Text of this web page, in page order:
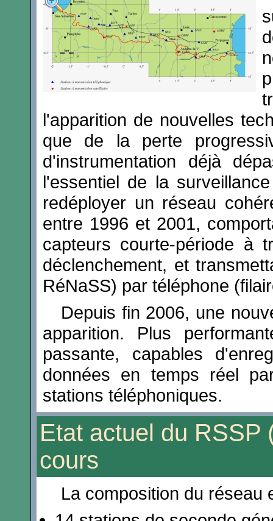
l'apparition de nouvelles
que de la perte
d'instrumentation déjà
l'essentiel de la
redéployer un réseau
entre 1996 et 2001,
capteurs courte-période à
déclenchement, et
RéNaSS) par téléphone
Depuis fin 2006, une
apparition. Plus
passante, capables
données en temps réel
stations téléphoniques.
Etat actuel du RSSP
cours
La composition du réseau